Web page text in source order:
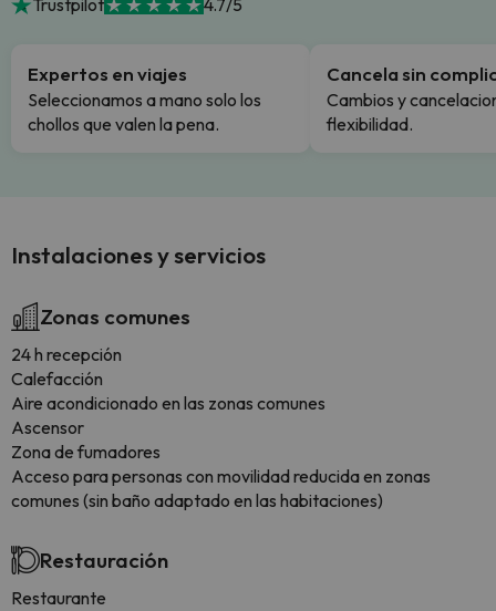
Trustpilot 4.7/5
Expertos en viajes
Seleccionamos a mano solo los
chollos que valen la pena.
Cancela sin
Cambios y
flexibilidad.
Instalaciones y servicios
Zonas comunes
24 h recepción
Calefacción
Aire acondicionado en las zonas comunes
Ascensor
Zona de fumadores
Acceso para personas con movilidad reducida en zonas
comunes (sin baño adaptado en las habitaciones)
Restauración
Restaurante